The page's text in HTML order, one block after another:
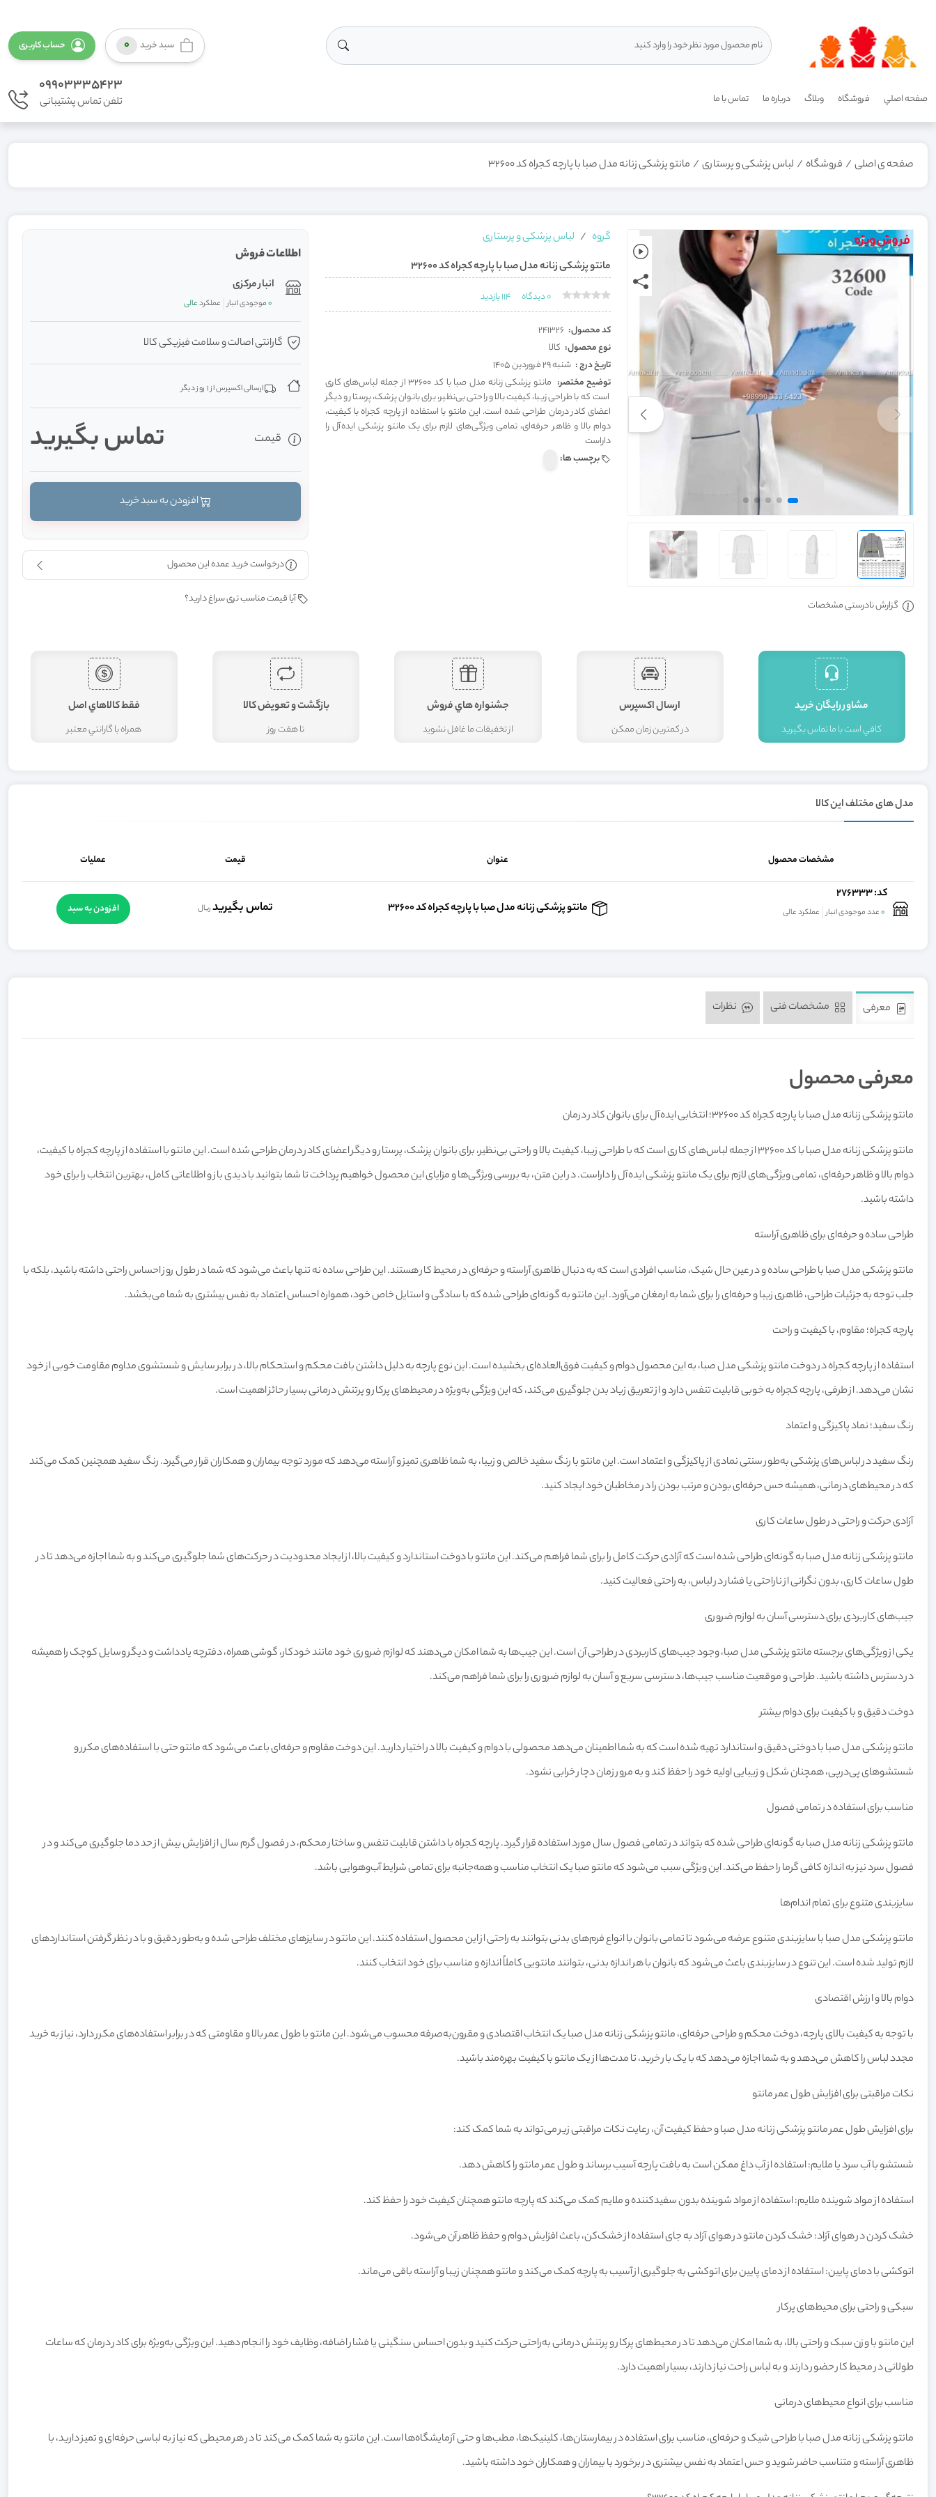
سبد خرید 0 حساب کاربری
صفحه اصلي فروشگاه وبلاگ درباره ما تماس با ما
09903335423
تلفن تماس پشتیبانی
صفحه ی اصلی / فروشگاه / لباس پزشکی و پرستاری / مانتو پزشکی زنانه مدل صبا با پارچه کجراه کد 32600
گزارش نادرستی مشخصات
گروه
لباس پزشکی و پرستاری
مانتو پزشکی زنانه مدل صبا با پارچه کجراه کد 32600
0دیدگاه 114بازدید
کد محصول: 241326
نوع محصول: کالا
تاریخ درج : شنبه 29 فروردین 1405
توضیح مختصر:
مانتو پزشکی زنانه مدل صبا با کد 32600 از جمله لباس‌های کاری
است که با طراحی زیبا، کیفیت بالا و راحتی بی‌نظیر، برای بانوان پزشک، پرستار و دیگر
اعضای کادر درمان طراحی شده است. این مانتو با استفاده از پارچه کجراه با کیفیت،
دوام بالا و ظاهر حرفه‌ای، تمامی ویژگی‌های لازم برای یک مانتو پزشکی ایده‌آل را
داراست
برچسب ها:
اطلاعات فروش
انبار مرکزی
0موجودی انبار عملکردعالی
گارانتی اصالت و سلامت فیزیکی کالا
ارسالی اکسپرس از 1 روز دیگر
قیمت تماس بگيريد
درخواست خرید عمده این محصول
آیا قیمت مناسب تری سراغ دارید؟
مشاور رايگان خريد
کافي است با ما تماس بگيريد
ارسال اکسپرس
در کمترين زمان ممکن
جشنواره هاي فروش
از تخفيفات ما غافل نشويد
بازگشت و تعويض کالا
تا هفت روز
فقط کالاهاي اصل
همراه با گارانتي معتبر
مدل های مختلف این کالا
مشخصات محصول عنوان قیمت عملیات
کد: 276333
0عدد موجودی انبار عملکردعالی مانتو پزشکی زنانه مدل صبا با پارچه کجراه کد 32600 تماس بگيريدریال افزودن به سبد
معرفی
معرفی محصول
مانتو پزشکی زنانه مدل صبا با پارچه کجراه کد 32600؛ انتخابی ایده‌آل برای بانوان کادر درمان
مانتو پزشکی زنانه مدل صبا با کد 32600 از جمله لباس‌های کاری است که با طراحی زیبا، کیفیت بالا و راحتی بی‌نظیر، برای بانوان پزشک، پرستار و دیگر اعضای کادر درمان طراحی شده است. این مانتو با استفاده از پارچه کجراه با کیفیت،
دوام بالا و ظاهر حرفه‌ای، تمامی ویژگی‌های لازم برای یک مانتو پزشکی ایده‌آل را داراست. در این متن، به بررسی ویژگی‌ها و مزایای این محصول خواهیم پرداخت تا شما بتوانید با دیدی باز و اطلاعاتی کامل، بهترین انتخاب را برای خود
داشته باشید.
طراحی ساده و حرفه‌ای برای ظاهری آراسته
مانتو پزشکی مدل صبا با طراحی ساده و در عین حال شیک، مناسب افرادی است که به دنبال ظاهری آراسته و حرفه‌ای در محیط کار هستند. این طراحی ساده نه تنها باعث می‌شود که شما در طول روز احساس راحتی داشته باشید، بلکه با
جلب توجه به جزئیات طراحی، ظاهری زیبا و حرفه‌ای را برای شما به ارمغان می‌آورد. این مانتو به گونه‌ای طراحی شده که با سادگی و استایل خاص خود، همواره احساس اعتماد به نفس بیشتری به شما می‌بخشد.
پارچه کجراه؛ مقاوم، با کیفیت و راحت
استفاده از پارچه کجراه در دوخت مانتو پزشکی مدل صبا، به این محصول دوام و کیفیت فوق‌العاده‌ای بخشیده است. این نوع پارچه به دلیل داشتن بافت محکم و استحکام بالا، در برابر سایش و شستشوی مداوم مقاومت خوبی از خود
نشان می‌دهد. از طرفی، پارچه کجراه به خوبی قابلیت تنفس دارد و از تعریق زیاد بدن جلوگیری می‌کند، که این ویژگی به‌ویژه در محیط‌های پرکار و پرتنش درمانی بسیار حائز اهمیت است.
رنگ سفید؛ نماد پاکیزگی و اعتماد
رنگ سفید در لباس‌های پزشکی به‌طور سنتی نمادی از پاکیزگی و اعتماد است. این مانتو با رنگ سفید خالص و زیبا، به شما ظاهری تمیز و آراسته می‌دهد که مورد توجه بیماران و همکاران قرار می‌گیرد. رنگ سفید همچنین کمک می‌کند
که در محیط‌های درمانی، همیشه حس حرفه‌ای بودن و مرتب بودن را در مخاطبان خود ایجاد کنید.
آزادی حرکت و راحتی در طول ساعات کاری
مانتو پزشکی زنانه مدل صبا به گونه‌ای طراحی شده است که آزادی حرکت کامل را برای شما فراهم می‌کند. این مانتو با دوخت استاندارد و کیفیت بالا، از ایجاد محدودیت در حرکت‌های شما جلوگیری می‌کند و به شما اجازه می‌دهد تا در
طول ساعات کاری، بدون نگرانی از ناراحتی یا فشار در لباس، به راحتی فعالیت کنید.
جیب‌های کاربردی برای دسترسی آسان به لوازم ضروری
یکی از ویژگی‌های برجسته مانتو پزشکی مدل صبا، وجود جیب‌های کاربردی در طراحی آن است. این جیب‌ها به شما امکان می‌دهند که لوازم ضروری خود مانند خودکار، گوشی همراه، دفترچه یادداشت و دیگر وسایل کوچک را همیشه
در دسترس داشته باشید. طراحی و موقعیت مناسب جیب‌ها، دسترسی سریع و آسان به لوازم ضروری را برای شما فراهم می‌کند.
دوخت دقیق و با کیفیت برای دوام بیشتر
مانتو پزشکی مدل صبا با دوختی دقیق و استاندارد تهیه شده است که به شما اطمینان می‌دهد محصولی با دوام و کیفیت بالا در اختیار دارید. این دوخت مقاوم و حرفه‌ای باعث می‌شود که مانتو حتی با استفاده‌های مکرر و
شستشوهای پی‌درپی، همچنان شکل و زیبایی اولیه خود را حفظ کند و به مرور زمان دچار خرابی نشود.
مناسب برای استفاده در تمامی فصول
مانتو پزشکی زنانه مدل صبا به گونه‌ای طراحی شده که بتواند در تمامی فصول سال مورد استفاده قرار گیرد. پارچه کجراه با داشتن قابلیت تنفس و ساختار محکم، در فصول گرم سال از افزایش بیش از حد دما جلوگیری می‌کند و در
فصول سرد نیز به اندازه کافی گرما را حفظ می‌کند. این ویژگی سبب می‌شود که مانتو صبا یک انتخاب مناسب و همه‌جانبه برای تمامی شرایط آب‌وهوایی باشد.
سایزبندی متنوع برای تمام اندام‌ها
مانتو پزشکی مدل صبا با سایزبندی متنوع عرضه می‌شود تا تمامی بانوان با انواع فرم‌های بدنی بتوانند به راحتی از این محصول استفاده کنند. این مانتو در سایزهای مختلف طراحی شده و به‌طور دقیق و با در نظر گرفتن استانداردهای
لازم تولید شده است. این تنوع در سایزبندی باعث می‌شود که بانوان با هر اندازه بدنی، بتوانند مانتویی کاملاً اندازه و مناسب برای خود انتخاب کنند.
دوام بالا و ارزش اقتصادی
با توجه به کیفیت بالای پارچه، دوخت محکم و طراحی حرفه‌ای، مانتو پزشکی زنانه مدل صبا یک انتخاب اقتصادی و مقرون‌به‌صرفه محسوب می‌شود. این مانتو با طول عمر بالا و مقاومتی که در برابر استفاده‌های مکرر دارد، نیاز به خرید
مجدد لباس را کاهش می‌دهد و به شما اجازه می‌دهد که با یک بار خرید، تا مدت‌ها از یک مانتو با کیفیت بهره‌مند باشید.
نکات مراقبتی برای افزایش طول عمر مانتو
برای افزایش طول عمر مانتو پزشکی زنانه مدل صبا و حفظ کیفیت آن، رعایت نکات مراقبتی زیر می‌تواند به شما کمک کند:
شستشو با آب سرد یا ملایم: استفاده از آب داغ ممکن است به بافت پارچه آسیب برساند و طول عمر مانتو را کاهش دهد.
استفاده از مواد شوینده ملایم: استفاده از مواد شوینده بدون سفیدکننده و ملایم کمک می‌کند که پارچه مانتو همچنان کیفیت خود را حفظ کند.
خشک کردن در هوای آزاد: خشک کردن مانتو در هوای آزاد به جای استفاده از خشک‌کن، باعث افزایش دوام و حفظ ظاهر آن می‌شود.
اتوکشی با دمای پایین: استفاده از دمای پایین برای اتوکشی به جلوگیری از آسیب به پارچه کمک می‌کند و مانتو همچنان زیبا و آراسته باقی می‌ماند.
سبکی و راحتی برای محیط‌های پرکار
این مانتو با وزن سبک و راحتی بالا، به شما امکان می‌دهد تا در محیط‌های پرکار و پرتنش درمانی به‌راحتی حرکت کنید و بدون احساس سنگینی یا فشار اضافه، وظایف خود را انجام دهید. این ویژگی به‌ویژه برای کادر درمان که ساعات
طولانی در محیط کار حضور دارند و به لباس راحت نیاز دارند، بسیار اهمیت دارد.
مناسب برای انواع محیط‌های درمانی
مانتو پزشکی زنانه مدل صبا با طراحی شیک و حرفه‌ای، مناسب برای استفاده در بیمارستان‌ها، کلینیک‌ها، مطب‌ها و حتی آزمایشگاه‌ها است. این مانتو به شما کمک می‌کند تا در هر محیطی که نیاز به لباسی حرفه‌ای و تمیز دارید، با
ظاهری آراسته و متناسب حاضر شوید و حس اعتماد به نفس بیشتری در برخورد با بیماران و همکاران خود داشته باشید.